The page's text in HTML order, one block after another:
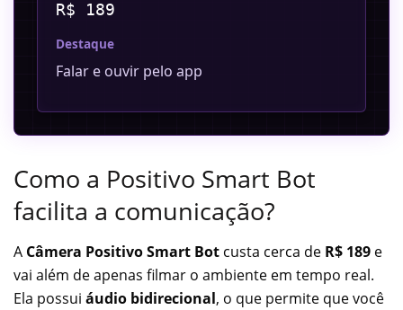
R$ 189
Destaque
Falar e ouvir pelo app
Como a Positivo Smart Bot
facilita a comunicação?
A Câmera Positivo Smart Bot custa cerca de R$ 189 e
vai além de apenas filmar o ambiente em tempo real.
Ela possui áudio bidirecional, o que permite que você